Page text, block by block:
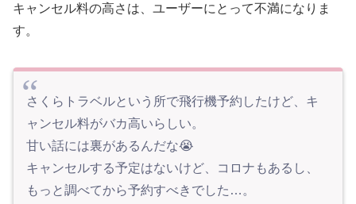
キャンセル料の高さは、ユーザーにとって不満になりま
す。
さくらトラベルという所で飛行機予約したけど、キ
ャンセル料がバカ高いらしい。
甘い話には裏があるんだな😭
キャンセルする予定はないけど、コロナもあるし、
もっと調べてから予約すべきでした…。